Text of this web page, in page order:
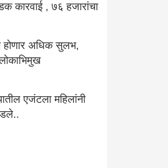
कारवाई , ७६ हजारांचा
होणार अधिक सुलभ,
एजंटला महिलांनी